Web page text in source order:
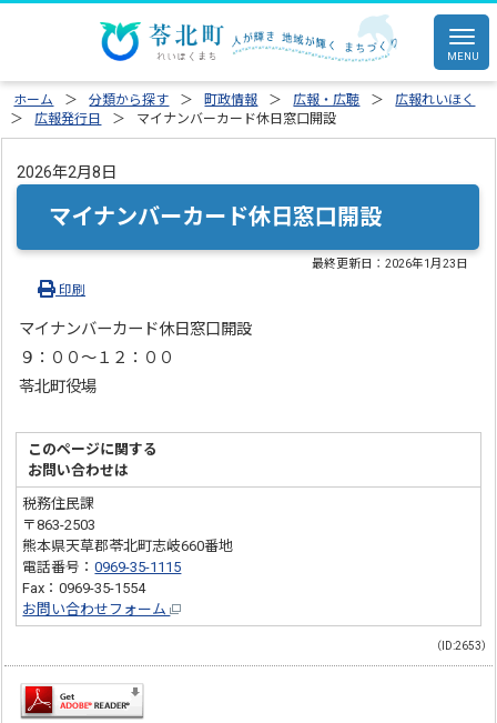
ホーム 分類から探す 町政情報 広報・広聴
広報れいほく
広報発行日
マイナンバーカード休日窓口開設
2026年2月8日
マイナンバーカード休日窓口開設
最終更新日：2026年1月23日
印刷
マイナンバーカード休日窓口開設
９：００～１２：００
苓北町役場
このページに関する
お問い合わせは
税務住民課
〒863-2503
熊本県天草郡苓北町志岐660番地
電話番号：0969-35-1115
Fax：0969-35-1554
お問い合わせフォーム
（ID:2653）